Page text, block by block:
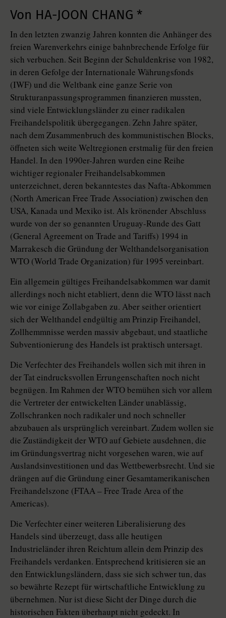
Von HA-JOON CHANG *
In den letzten zwanzig Jahren konnten die Anhänger des
freien Warenverkehrs einige bahnbrechende Erfolge für
sich verbuchen. Seit Beginn der Schuldenkrise von 1982,
in deren Gefolge der Internationale Währungsfonds
(IWF) und die Weltbank eine ganze Serie von
Strukturanpassungsprogrammen finanzieren mussten,
sind viele Entwicklungsländer zu einer radikalen
Freihandelspolitik übergegangen. Zehn Jahre später,
nach dem Zusammenbruch des kommunistischen Blocks,
öffneten sich weite Weltregionen erstmalig für den freien
Handel. In den 1990er-Jahren wurden eine Reihe
wichtiger regionaler Freihandelsabkommen
unterzeichnet, deren bekanntestes das Nafta-Abkommen
(North American Free Trade Association) zwischen den
USA, Kanada und Mexiko ist. Als krönender Abschluss
wurde von der so genannten Uruguay-Runde des Gatt
(General Agreement on Trade and Tariffs) 1994 in
Marrakesch die Gründung der Welthandelsorganisation
WTO (World Trade Organization) für 1995 vereinbart.
Ein allgemein gültiges Freihandelsabkommen war damit
allerdings noch nicht etabliert, denn die WTO lässt nach
wie vor einige Zollabgaben zu. Aber seither orientiert
sich der Welthandel endgültig am Prinzip Freihandel,
Zollhemmnisse werden massiv abgebaut, und staatliche
Subventionierung des Handels ist praktisch untersagt.
Die Verfechter des Freihandels wollen sich mit ihren in
der Tat eindrucksvollen Errungenschaften noch nicht
begnügen. Im Rahmen der WTO bemühen sich vor allem
die Vertreter der entwickelten Länder unablässig,
Zollschranken noch radikaler und noch schneller
abzubauen als ursprünglich vereinbart. Zudem wollen sie
die Zuständigkeit der WTO auf Gebiete ausdehnen, die
im Gründungsvertrag nicht vorgesehen waren, wie auf
Auslandsinvestitionen und das Wettbewerbsrecht. Und sie
drängen auf die Gründung einer Gesamtamerikanischen
Freihandelszone (FTAA – Free Trade Area of the
Americas).
Die Verfechter einer weiteren Liberalisierung des
Handels sind überzeugt, dass alle heutigen
Industrieländer ihren Reichtum allein dem Prinzip des
Freihandels verdanken. Entsprechend kritisieren sie an
den Entwicklungsländern, dass sie sich schwer tun, das
so bewährte Rezept für wirtschaftliche Entwicklung zu
übernehmen. Nur ist diese Sicht der Dinge durch die
historischen Fakten überhaupt nicht gedeckt. In